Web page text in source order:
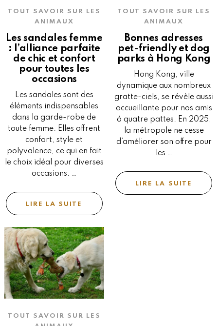
TOUT SAVOIR SUR LES
ANIMAUX
Les sandales femme
: l’alliance parfaite
de chic et confort
pour toutes les
occasions
Les sandales sont des
éléments indispensables
dans la garde-robe de
toute femme. Elles offrent
confort, style et
polyvalence, ce qui en fait
le choix idéal pour diverses
occasions. …
LIRE LA SUITE
TOUT SAVOIR SUR LES
ANIMAUX
Bonnes adresses
pet-friendly et dog
parks à Hong Kong
Hong Kong, ville
dynamique aux nombreux
gratte-ciels, se révèle aussi
accueillante pour nos amis
à quatre pattes. En 2025,
la métropole ne cesse
d’améliorer son offre pour
les …
LIRE LA SUITE
TOUT SAVOIR SUR LES